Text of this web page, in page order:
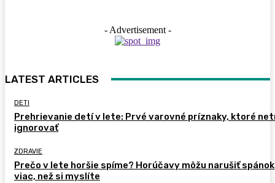
- Advertisement -
LATEST ARTICLES
DETI
Prehrievanie detí v lete: Prvé varovné príznaky, ktoré
ignorovať
ZDRAVIE
Prečo v lete horšie spíme? Horúčavy môžu narušiť spánok
viac, než si myslíte